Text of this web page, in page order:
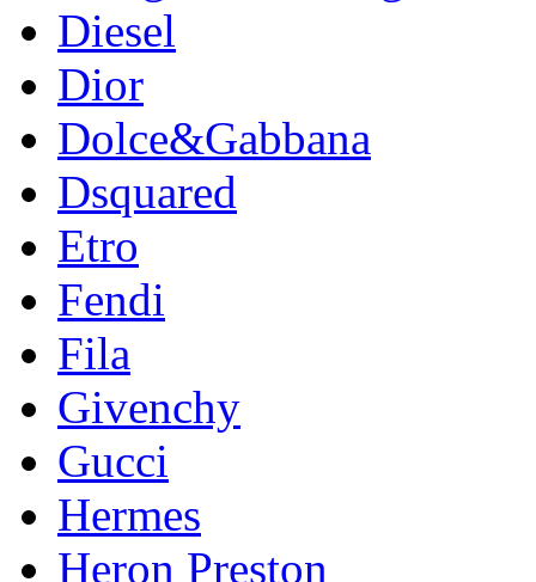
Diesel
Dior
Dolce&Gabbana
Dsquared
Etro
Fendi
Fila
Givenchy
Gucci
Hermes
Heron Preston